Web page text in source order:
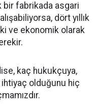
bir fabrikada asgari
dört yıllık
ve ekonomik olarak
kaç hukukçuya,
ihtiyaç olduğunu hiç